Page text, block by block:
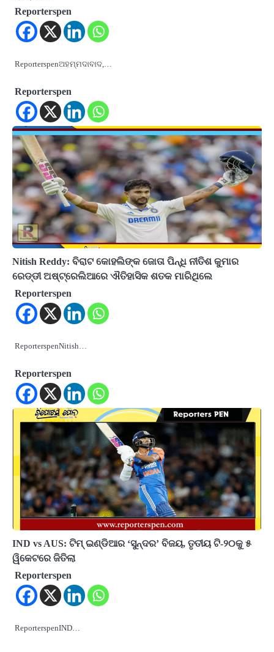
Reporterspen
Reporterspenଅହମ୍ମଦାବାଦ,…
Reporterspen
Nitish Reddy: ବିରାଟ କୋହଲିଙ୍କ ଜୋତା ପିନ୍ଧି ନୀତିଶ କୁମାର
ରେଡ୍ଡୀ ଅଷ୍ଟ୍ରେଲିଆରେ ଐତିହାସିକ ଶତକ ମାରିଥିଲେ
Reporterspen
ReporterspenNitish…
Reporterspen
IND vs AUS: ଟିମ୍ ଇଣ୍ଡିଆର ‘ସୁନ୍ଦର’ ବିଜୟ, ତୃତୀୟ ଟି-୨୦କୁ ୫
ୱିକେଟରେ ଜିତିଲା
Reporterspen
ReporterspenIND…